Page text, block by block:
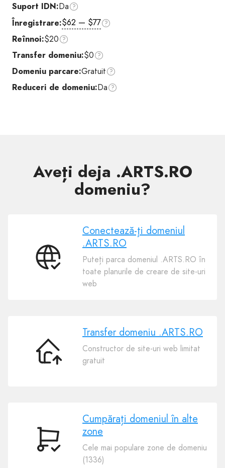
Suport IDN:Da
Înregistrare:$62 — $77
Reînnoi:$20
Transfer domeniu:$0
Domeniu parcare:Gratuit
Reduceri de domeniu:Da
Aveți deja .ARTS.RO
domeniu?
Conectează-
Conectează-ţi domeniul
.ARTS.RO
Puteți parca domeniul .ARTS.RO în
toate planurile de creare de site-uri
web
Transfer
domeniu
Transfer domeniu .ARTS.RO
Constructor de site-uri web limitat
gratuit
Cumpărați
Cumpărați domeniul în alte
zone
Cele mai populare zone de domeniu
(1336)